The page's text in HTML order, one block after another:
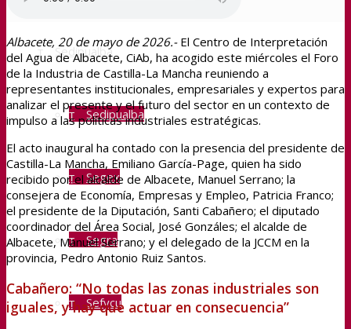
Sedipualba
Sedipualba
Segex
Segra
Sefycu
Albacete, 20 de mayo de 2026.-El Centro de Interpretación
del Agua de Albacete, CiAb, ha acogido este miércoles el Foro
de la Industria de Castilla-La Mancha reuniendo a
representantes institucionales, empresariales y expertos para
analizar el presente y el futuro del sector en un contexto de
impulso a las políticas industriales estratégicas.
El acto inaugural ha contado con la presencia del presidente de
Castilla-La Mancha, Emiliano García-Page, quien ha sido
recibido por el alcalde de Albacete, Manuel Serrano; la
consejera de Economía, Empresas y Empleo, Patricia Franco;
el presidente de la Diputación, Santi Cabañero; el diputado
coordinador del Área Social, José Gonzáles; el alcalde de
Albacete, Manuel Serrano; y el delegado de la JCCM en la
provincia, Pedro Antonio Ruiz Santos.
Cabañero: “No todas las zonas industriales son
iguales, y hay que actuar en consecuencia”